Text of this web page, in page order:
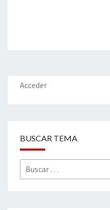
Acceder
BUSCAR TEMA
Buscar
por: